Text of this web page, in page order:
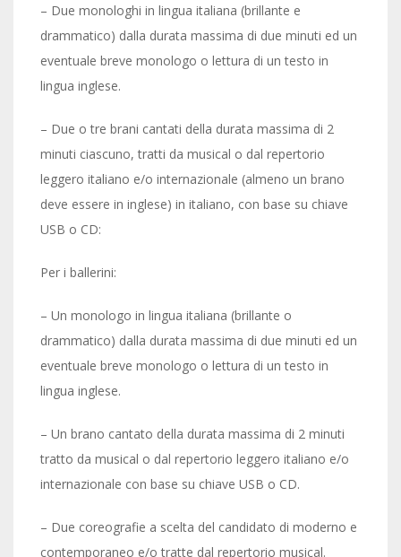
– Due monologhi in lingua italiana (brillante e
drammatico) dalla durata massima di due minuti ed un
eventuale breve monologo o lettura di un testo in
lingua inglese.
– Due o tre brani cantati della durata massima di 2
minuti ciascuno, tratti da musical o dal repertorio
leggero italiano e/o internazionale (almeno un brano
deve essere in inglese) in italiano, con base su chiave
USB o CD:
Per i ballerini:
– Un monologo in lingua italiana (brillante o
drammatico) dalla durata massima di due minuti ed un
eventuale breve monologo o lettura di un testo in
lingua inglese.
– Un brano cantato della durata massima di 2 minuti
tratto da musical o dal repertorio leggero italiano e/o
internazionale con base su chiave USB o CD.
– Due coreografie a scelta del candidato di moderno e
contemporaneo e/o tratte dal repertorio musical.